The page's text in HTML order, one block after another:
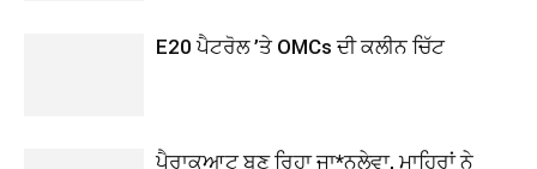
E20 ਪੈਟਰੋਲ ’ਤੇ OMCs ਦੀ ਕਲੀਨ ਚਿੱਟ
ਪੈਰਾਕੁਆਟ ਬਣ ਰਿਹਾ ਜਾ*ਨਲੇਵਾ, ਮਾਹਿਰਾਂ ਨੇ